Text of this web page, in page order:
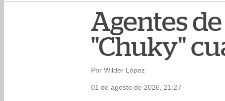
Agentes
"Chuky"
Por Wilder López
01 de agosto de 2026, 21:27